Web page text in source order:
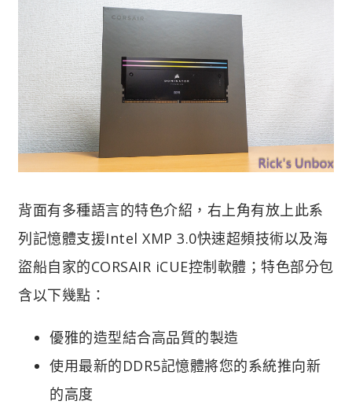
背面有多種語言的特色介紹，右上角有放上此系
列記憶體支援Intel XMP 3.0快速超頻技術以及海
盜船自家的CORSAIR iCUE控制軟體；特色部分包
含以下幾點：
優雅的造型結合高品質的製造
使用最新的DDR5記憶體將您的系統推向新
的高度